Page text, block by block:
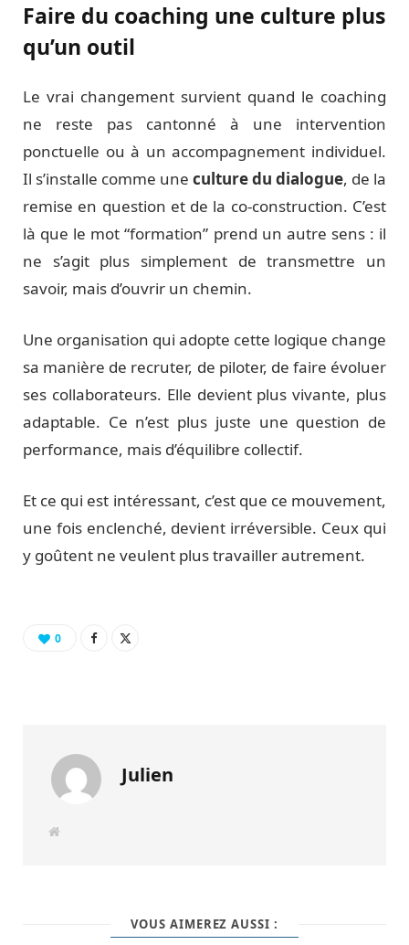
Faire du coaching une culture plus
qu’un outil
Le vrai changement survient quand le coaching
ne reste pas cantonné à une intervention
ponctuelle ou à un accompagnement individuel.
Il s’installe comme une culture du dialogue, de la
remise en question et de la co-construction. C’est
là que le mot “formation” prend un autre sens : il
ne s’agit plus simplement de transmettre un
savoir, mais d’ouvrir un chemin.
Une organisation qui adopte cette logique change
sa manière de recruter, de piloter, de faire évoluer
ses collaborateurs. Elle devient plus vivante, plus
adaptable. Ce n’est plus juste une question de
performance, mais d’équilibre collectif.
Et ce qui est intéressant, c’est que ce mouvement,
une fois enclenché, devient irréversible. Ceux qui
y goûtent ne veulent plus travailler autrement.
0
Julien
VOUS AIMEREZ AUSSI :